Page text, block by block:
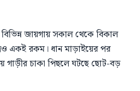
জায়গায় সকাল থেকে বিকাল
একই রকম। ধান মাড়াইয়ের পর
চাকা পিছলে ঘটছে ছোট-বড়